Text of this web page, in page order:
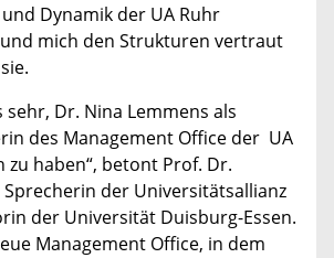
Dynamik der UA Ruhr
mich den Strukturen vertraut
sehr, Dr. Nina Lemmens als
des Management Office der UA
zu haben“, betont Prof. Dr.
der Universitätsallianz
der Universität Duisburg-Essen.
Management Office, in dem